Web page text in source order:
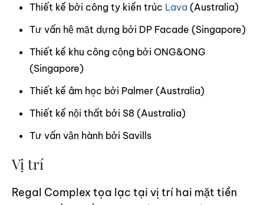
Thiết kế bởi công ty kiến trúc Lava (Australia)
Tư vấn hệ mặt dựng bởi DP Facade (Singapore)
Thiết kế khu công cộng bởi ONG&ONG
(Singapore)
Thiết kế âm học bởi Palmer (Australia)
Thiết kế nội thất bởi S8 (Australia)
Tư vấn vận hành bởi Savills
Vị trí
Regal Complex tọa lạc tại vị trí hai mặt tiền